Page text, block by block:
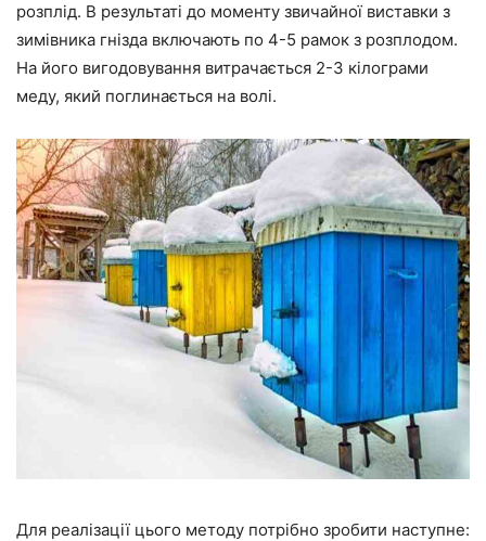
розплід. В результаті до моменту звичайної виставки з
зимівника гнізда включають по 4-5 рамок з розплодом.
На його вигодовування витрачається 2-3 кілограми
меду, який поглинається на волі.
Для реалізації цього методу потрібно зробити наступне: